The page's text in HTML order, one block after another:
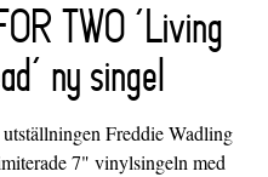
TWO ‘Living
ny singel
Freddie Wadling
7" vinylsingeln med